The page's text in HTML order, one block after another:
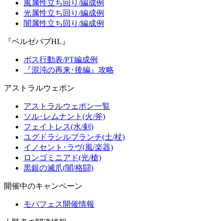
風属性立ち回り/編成例
光属性立ち回り/編成例
闇属性立ち回り/編成例
『ベルゼバブHL』
ボス行動表/PT編成例
『混沌の再来･後編』攻略
アストラルウェポン
アストラルウェポン一覧
ソル･レムナント(火/斧)
フェイトレス(水/剣)
ユグドラシルブランチ(土/杖)
イノセント･ラヴ(風/楽器)
ロンゴミニアド(光/槍)
黒銀の滅爪(闇/格闘)
開催中のキャンペーン
モバフェス開催情報